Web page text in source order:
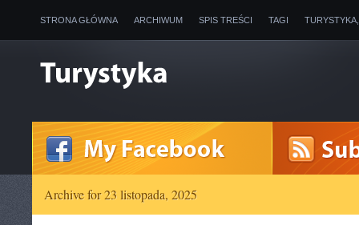
STRONA GŁÓWNA ARCHIWUM SPIS TREŚCI TAGI
Archive for 23 listopada, 2025